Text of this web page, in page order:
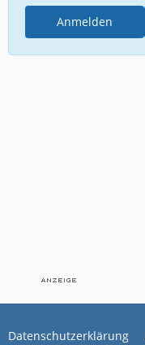
Anmelden
Datenschutzerklärung